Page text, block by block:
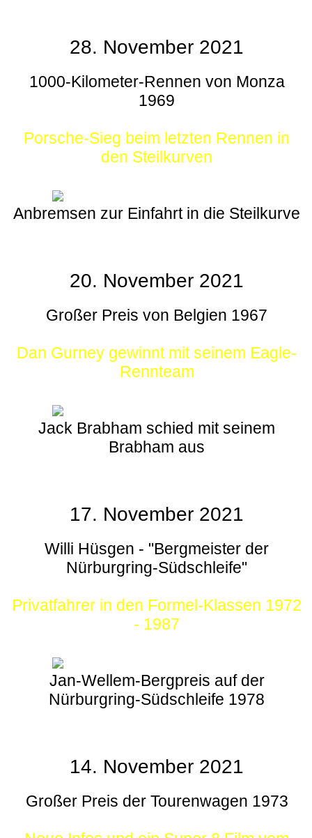
28. November 2021
1000-Kilometer-Rennen von Monza
1969
Porsche-Sieg beim letzten Rennen in
den Steilkurven
Anbremsen zur Einfahrt in die Steilkurve
20. November 2021
Großer Preis von Belgien 1967
Dan Gurney gewinnt mit seinem Eagle-
Rennteam
Jack Brabham schied mit seinem
Brabham aus
17. November 2021
Willi Hüsgen - "Bergmeister der
Nürburgring-Südschleife"
Privatfahrer in den Formel-Klassen 1972
- 1987
Jan-Wellem-Bergpreis auf der
Nürburgring-Südschleife 1978
14. November 2021
Großer Preis der Tourenwagen 1973